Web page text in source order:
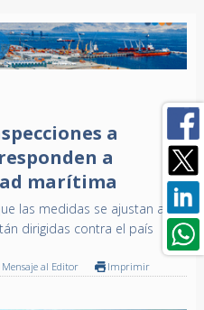
a
a
marítima
las medidas se ajustan a
dirigidas contra el país
al Editor Imprimir